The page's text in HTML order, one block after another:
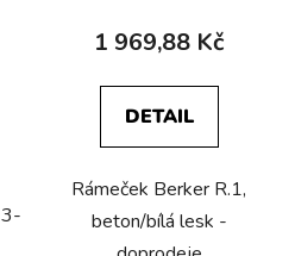
3-násobný 4-násobný
1 969,88 Kč
DETAIL
Rámeček Berker R.1,
beton/bílá lesk -